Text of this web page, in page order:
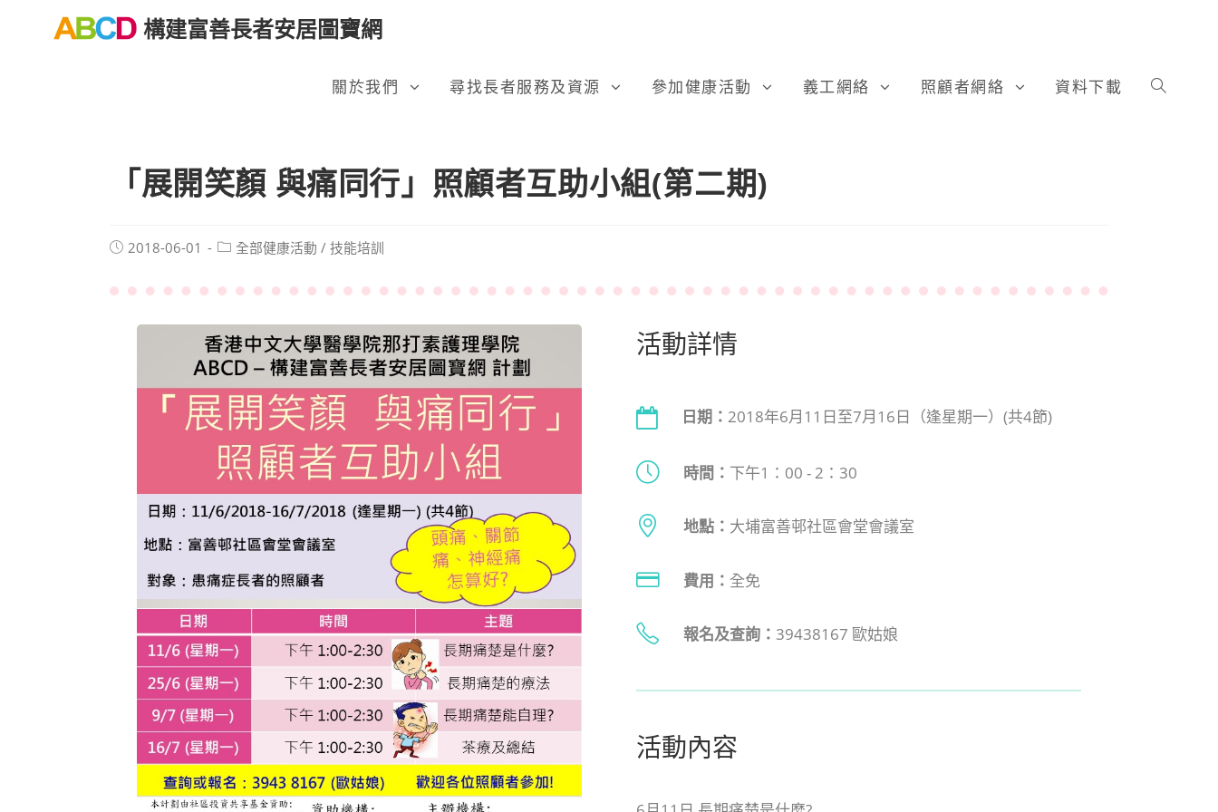
構建富善長者安居圖寶網
關於我們 尋找長者服務及資源 參加健康活動 義工網絡 照顧者網絡 資料下載
「展開笑顏 與痛同行」照顧者互助小組(第二期)
2018-06-01 全部健康活動 / 技能培訓
活動詳情
日期： 2018年6月11日至7月16日（逢星期一）(共4節)
時間： 下午1：00 - 2：30
地點： 大埔富善邨社區會堂會議室
費用： 全免
報名及查詢： 39438167 歐姑娘
活動內容